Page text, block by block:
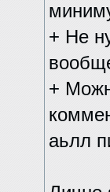
+ Не
+
аьлл